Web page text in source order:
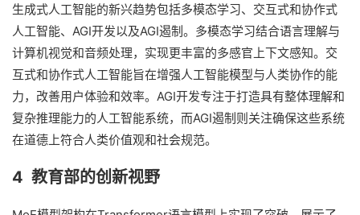
生成式人工智能的新兴趋势包括多模态学习、交互式和协作式
人工智能、AGI开发以及AGI遏制。多模态学习结合语言理解与
计算机视觉和音频处理，实现更丰富的多感官上下文感知。交
互式和协作式人工智能旨在增强人工智能模型与人类协作的能
力，改善用户体验和效率。AGI开发专注于打造具有整体理解和
复杂推理能力的人工智能系统，而AGI遏制则关注确保这些系统
在道德上符合人类价值观和社会规范。
4 教育部的创新视野